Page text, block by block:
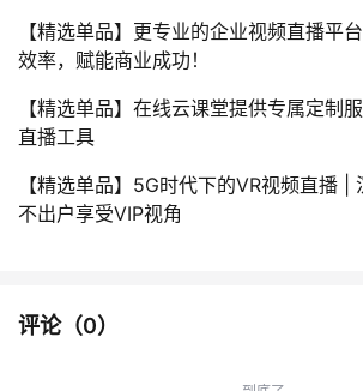
【精选单品】更专业的企业视频直播平
效率，赋能商业成功！
【精选单品】在线云课堂提供专属定制
直播工具
【精选单品】5G时代下的VR视频直播 |
不出户享受VIP视角
评论（0）